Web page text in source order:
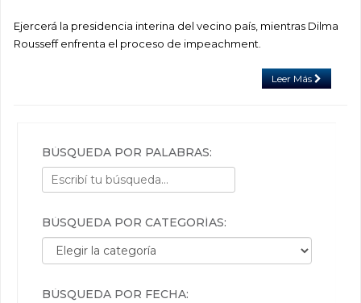
Ejercerá la presidencia interina del vecino país, mientras Dilma
Rousseff enfrenta el proceso de impeachment.
Leer Más
BÚSQUEDA POR PALABRAS:
BÚSQUEDA POR CATEGORÍAS:
Búsqueda por categorías:
BÚSQUEDA POR FECHA: